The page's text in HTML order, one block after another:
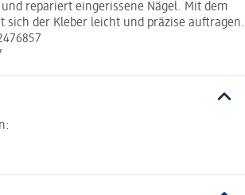
repariert eingerissene Nägel. Mit dem
sich der Kleber leicht und präzise auftragen.